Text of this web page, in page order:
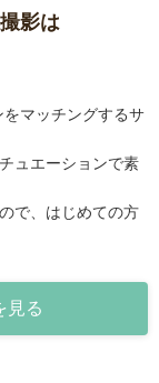
影は
マッチングするサ
ュエーションで素
で、はじめての方
見る